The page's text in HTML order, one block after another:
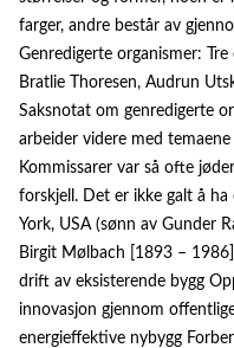
farger, andre består av
Genredigerte organismer:
Bratlie Thoresen, Audrun
Saksnotat om genredigerte
arbeider videre med
Kommissarer var så ofte
forskjell. Det er ikke galt å
York, USA (sønn av Gunder
Birgit Mølbach [1893 –
drift av eksisterende bygg
innovasjon gjennom
energieffektive nybygg